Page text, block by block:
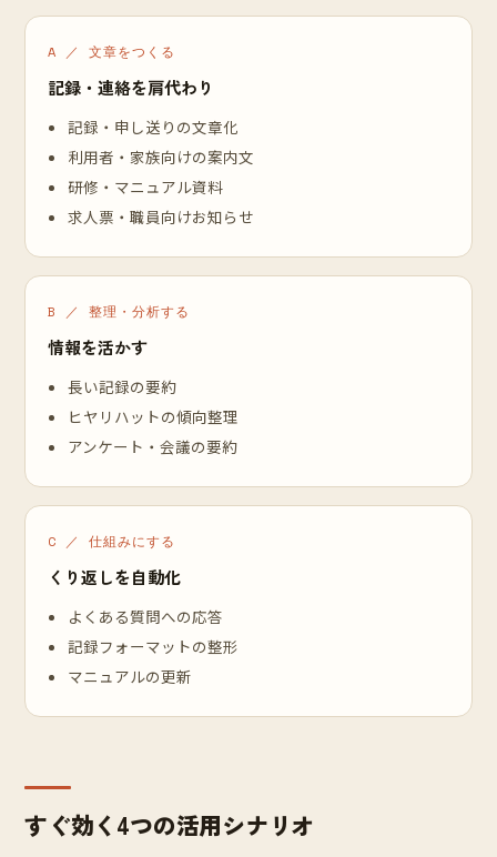
A ／ 文章をつくる
記録・連絡を肩代わり
記録・申し送りの文章化
利用者・家族向けの案内文
研修・マニュアル資料
求人票・職員向けお知らせ
B ／ 整理・分析する
情報を活かす
長い記録の要約
ヒヤリハットの傾向整理
アンケート・会議の要約
C ／ 仕組みにする
くり返しを自動化
よくある質問への応答
記録フォーマットの整形
マニュアルの更新
すぐ効く4つの活用シナリオ